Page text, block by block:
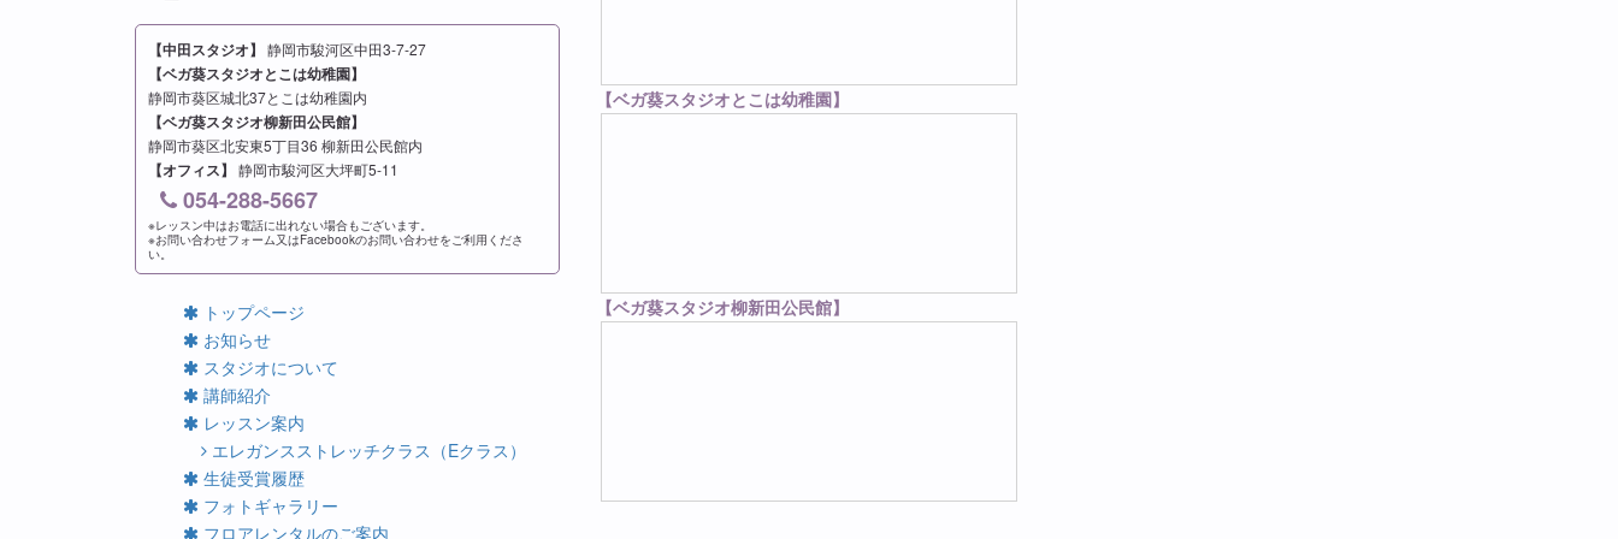
【中田スタジオ】 静岡市駿河区中田3-7-27
【ベガ葵スタジオとこは幼稚園】
静岡市葵区城北37とこは幼稚園内
【ベガ葵スタジオ柳新田公民館】
静岡市葵区北安東5丁目36 柳新田公民館内
【オフィス】 静岡市駿河区大坪町5-11
054-288-5667
※レッスン中はお電話に出れない場合もございます。
※お問い合わせフォーム又はFacebookのお問い合わせをご利用くださ
い。
トップページ
お知らせ
スタジオについて
講師紹介
レッスン案内
エレガンスストレッチクラス（Eクラス）
生徒受賞履歴
フォトギャラリー
フロアレンタルのご案内
【ベガ葵スタジオとこは幼稚園】
【ベガ葵スタジオ柳新田公民館】